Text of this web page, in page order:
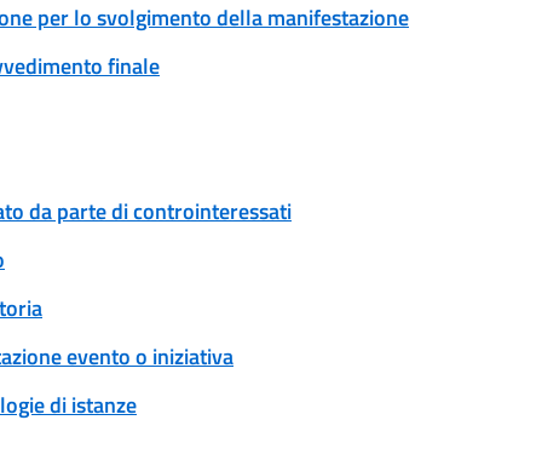
per lo svolgimento della manifestazione
finale
da parte di controinteressati
evento o iniziativa
di istanze